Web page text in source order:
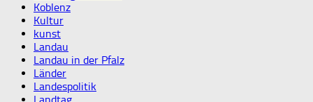
Koblenz
Kultur
kunst
Landau
Landau in der Pfalz
Länder
Landespolitik